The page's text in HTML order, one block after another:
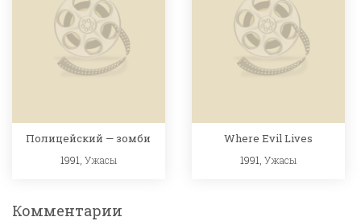
Полицейский — зомби
1991, Ужасы
Where Evil Lives
1991,Ужасы
Комментарии